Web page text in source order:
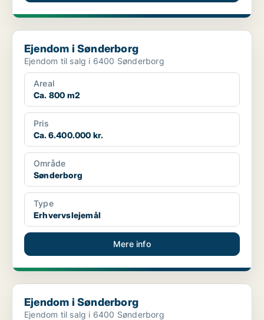
Ejendom i Sønderborg
Ejendom i Sønderborg
Ejendom til salg i 6400 Sønderborg
Areal
Ca. 800 m2
Pris
Ca. 6.400.000 kr.
Område
Sønderborg
Type
Erhvervslejemål
Mere info
Ejendom i Sønderborg
Ejendom i Sønderborg
Ejendom til salg i 6400 Sønderborg